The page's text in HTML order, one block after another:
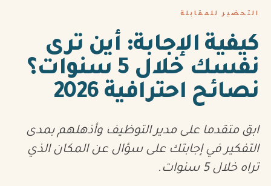
AR
EN
FR
التحضير للمقابلة
كيفية الإجابة: أين ترى
نفسك خلال 5 سنوات؟
نصائح احترافية 2026
ابق متقدما على مدير التوظيف وأذهلهم بمدى
التفكير في إجابتك على سؤال عن المكان الذي
تراه خلال 5 سنوات.